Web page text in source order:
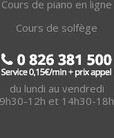
Cours de piano en ligne
Cours de solfège
du lundi au vendredi
9h30-12h et 14h30-18h